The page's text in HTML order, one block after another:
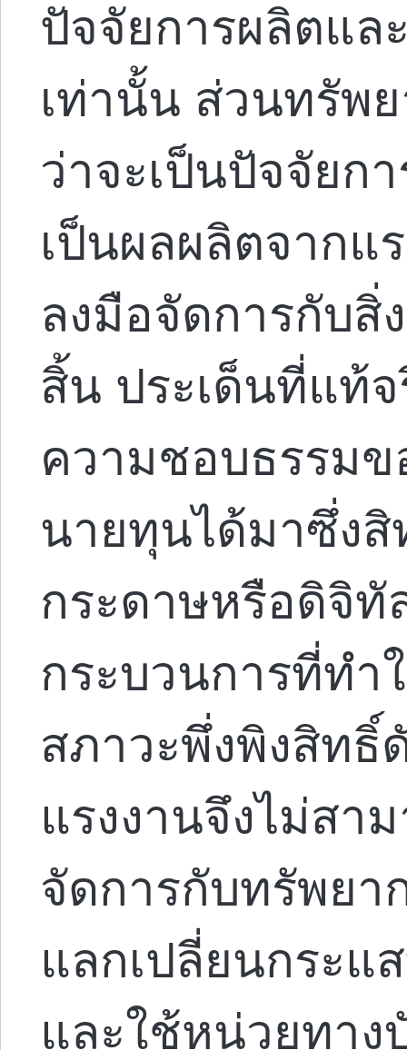
ปัจจัยการผลิตแล
เท่านั้น ส่วนทรัพ
ว่าจะเป็นปัจจัยก
เป็นผลผลิตจากแ
ลงมือจัดการกับสิ่
สิ้น ประเด็นที่แท้
ความชอบธรรมข
นายทุนได้มาซึ่งสิ
กระดาษหรือดิจิทั
กระบวนการที่ทำ
สภาวะพึ่งพิงสิทธิ์
แรงงานจึงไม่สา
จัดการกับทรัพยา
แลกเปลี่ยนกระแ
และใช้หน่วยทาง